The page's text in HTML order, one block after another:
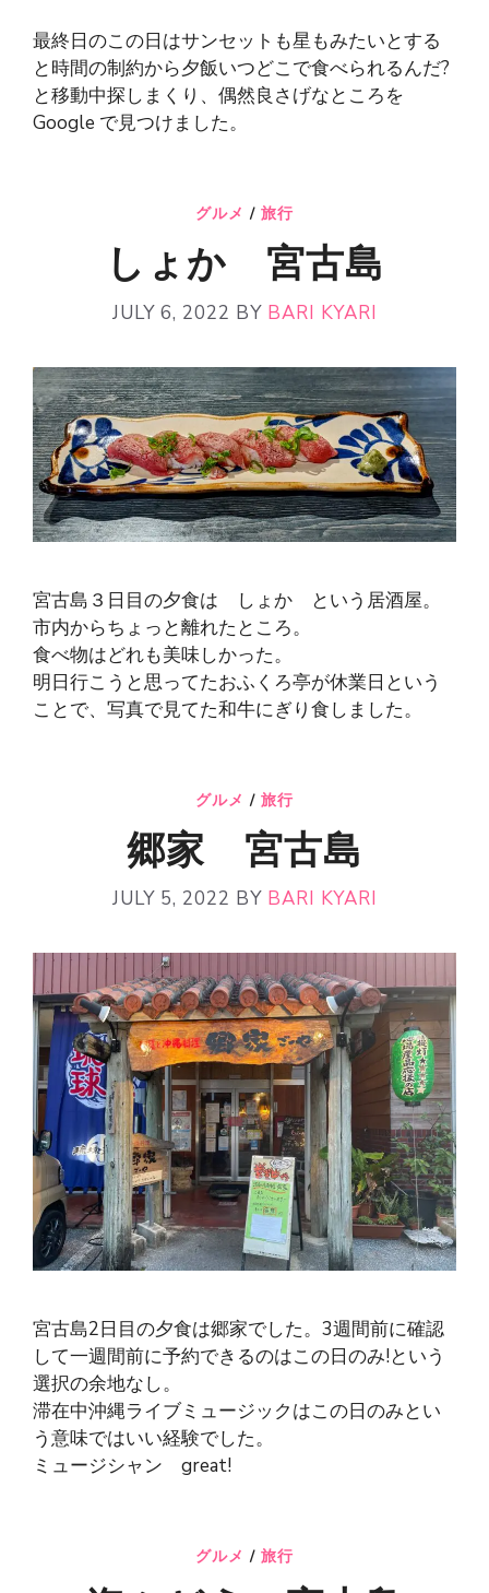
最終日のこの日はサンセットも星もみたいとする
と時間の制約から夕飯いつどこで食べられるんだ?
と移動中探しまくり、偶然良さげなところを
Google で見つけました。
グルメ / 旅行
しょか 宮古島
JULY 6, 2022 BY BARI KYARI
宮古島３日目の夕食は しょか という居酒屋。
市内からちょっと離れたところ。
食べ物はどれも美味しかった。
明日行こうと思ってたおふくろ亭が休業日という
ことで、写真で見てた和牛にぎり食しました。
グルメ / 旅行
郷家 宮古島
JULY 5, 2022 BY BARI KYARI
宮古島2日目の夕食は郷家でした。3週間前に確認
して一週間前に予約できるのはこの日のみ!という
選択の余地なし。
滞在中沖縄ライブミュージックはこの日のみとい
う意味ではいい経験でした。
ミュージシャン great!
グルメ / 旅行